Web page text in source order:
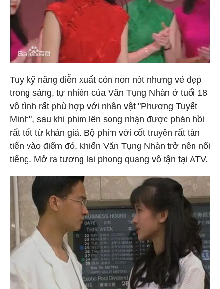
Tuy kỹ năng diễn xuất còn non nót nhưng vẻ đẹp
trong sáng, tự nhiên của Văn Tụng Nhàn ở tuổi 18
vô tình rất phù hợp với nhân vật "Phương Tuyết
Minh", sau khi phim lên sóng nhận được phản hồi
rất tốt từ khán giả. Bộ phim với cốt truyện rất tân
tiến vào điểm đó, khiến Văn Tụng Nhàn trở nên nổi
tiếng. Mở ra tương lai phong quang vô tận tại ATV.